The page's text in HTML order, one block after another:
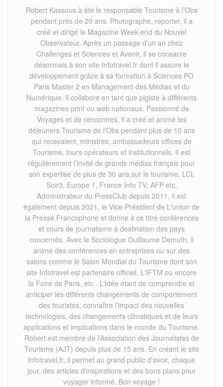
Robert Kassous à été le responsable Tourisme à l’Obs
pendant près de 20 ans. Photographe, reporter, il a
créé et dirigé le Magazine Week-end du Nouvel
Observateur. Après un passage d’un an chez
Challenges et Sciences et Avenir, il se consacre
désormais à son site Infotravel.fr dont il assure le
développement grâce à sa formation à Sciences PO
Paris Master 2 en Management des Médias et du
Numérique. Il collabore en tant que pigiste à différents
magazines print ou web nationaux. Passionné de
Voyages et de rencontres, il a créé et animé les
déjeuners Tourisme de l'Obs pendant plus de 10 ans
qui recevaient, ministres, ambassadeurs offices de
Tourisme, tours opérateurs et institutionnels. Il est
régulièrement l’invité de grands médias français pour
son expertise de plus de 30 ans,sur le tourisme, LCI,
Soir3, Europe 1, France Info TV, AFP etc.
Administrateur du PressClub depuis 2011, il est
également depuis 2021, le Vice-Président de L'union de
la Presse Francophone et donne à ce titre conférences
et cours de journalisme à destination des pays
concernés. Avec le Sociologue Guillaume Demuth, il
anime des conférences en entreprises ou sur des
salons comme le Salon Mondial du Tourisme dont son
site Infotravel est partenaire officiel, L'IFTM ou encore
la Foire de Paris, etc . L'idée étant de comprendre et
anticiper les différents changements de comportement
des touristes, connaître l’impact des nouvelles
technologies, des changements climatiques et de leurs
applications et implications dans le monde du Tourisme.
Robert est membre de l’Association des Journalistes de
Tourisme (AJT) depuis plus de 15 ans. En créant le site
Infotravel.fr, il permet au grand public d'avoir, chaque
jour, des articles d'inspirations et des bons plans pour
voyager informé. Bon voyage !